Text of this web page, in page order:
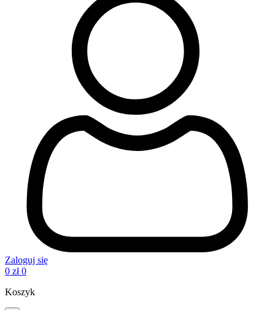
Zaloguj się
0 zł 0
Koszyk